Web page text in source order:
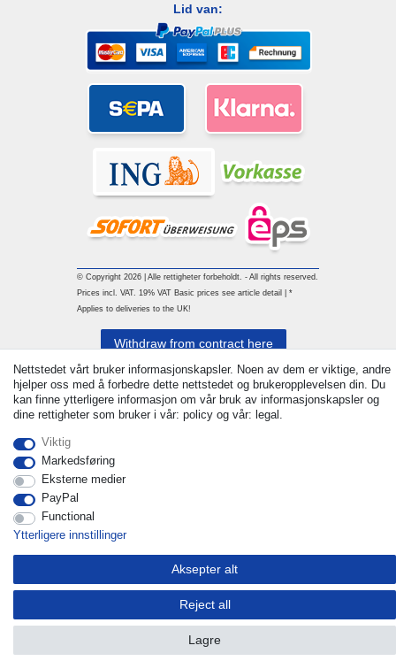
Lid van:
© Copyright 2026 | Alle rettigheter forbeholdt. - All rights reserved.
Prices incl. VAT. 19% VAT Basic prices see article detail | *
Applies to deliveries to the UK!
Nettstedet vårt bruker informasjonskapsler. Noen av dem er viktige, andre
hjelper oss med å forbedre dette nettstedet og brukeropplevelsen din. Du
kan finne ytterligere informasjon om vår bruk av informasjonskapsler og
dine rettigheter som bruker i vår: policy og vår: legal.
Viktig
Markedsføring
Eksterne medier
PayPal
Functional
Ytterligere innstillinger
Aksepter alt
Reject all
Lagre
Withdraw from contract here
Ta kontakt med